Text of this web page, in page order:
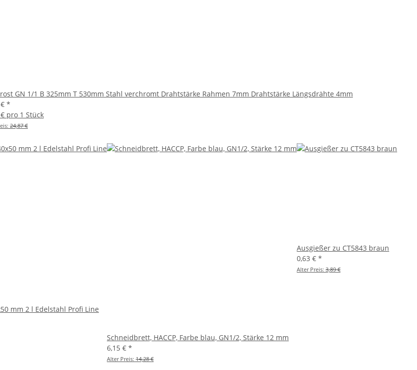
GN 1/1 B 325mm T 530mm Stahl verchromt Drahtstärke Rahmen 7mm Drahtstärke Längsdrähte 4mm
*
pro 1 Stück
24,87 €
mm 2 l Edelstahl Profi Line
Schneidbrett, HACCP, Farbe blau, GN1/2, Stärke 12 mm
6,15 € *
Alter Preis: 14,28 €
Ausgießer zu CT5843 braun
0,63 € *
Alter Preis: 3,89 €